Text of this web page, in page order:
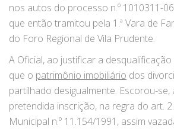
nos autos do processo n.º 1010311-
que então tramitou pela 1.ª Vara de
do Foro Regional de Vila Prudente.
A Oficial, ao justificar a
que o patrimônio imobiliário dos
partilhado desigualmente. Escorou-se,
pretendida inscrição, na regra do art.
Municipal n.º 11.154/1991, assim